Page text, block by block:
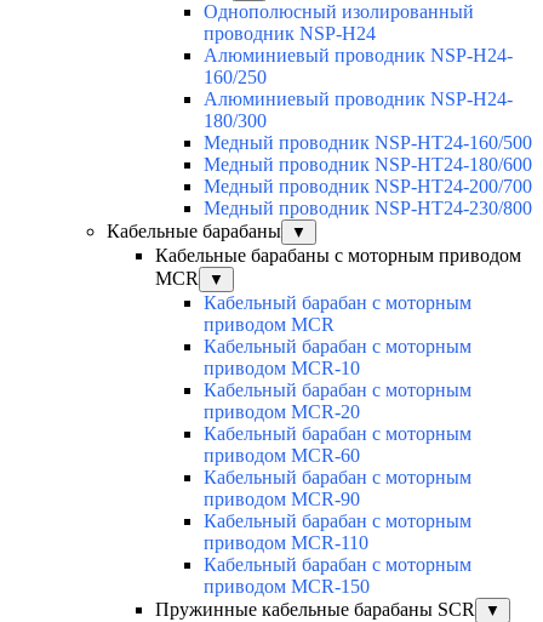
Однополюсный изолированный
проводник NSP-H24
Алюминиевый проводник NSP-H24-
160/250
Алюминиевый проводник NSP-H24-
180/300
Медный проводник NSP-HT24-160/500
Медный проводник NSP-HT24-180/600
Медный проводник NSP-HT24-200/700
Медный проводник NSP-HT24-230/800
Кабельные барабаны
▼
Кабельные барабаны с моторным приводом
MCR
▼
Кабельный барабан с моторным
приводом MCR
Кабельный барабан с моторным
приводом MCR-10
Кабельный барабан с моторным
приводом MCR-20
Кабельный барабан с моторным
приводом MCR-60
Кабельный барабан с моторным
приводом MCR-90
Кабельный барабан с моторным
приводом MCR-110
Кабельный барабан с моторным
приводом MCR-150
Пружинные кабельные барабаны SCR
▼